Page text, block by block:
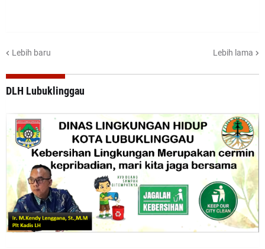
Lebih baru Lebih lama
DLH Lubuklinggau